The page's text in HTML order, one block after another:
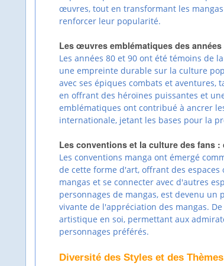
œuvres, tout en transformant les
renforcer leur popularité.
Les œuvres emblématiques des
Les années 80 et 90 ont été témoins de
une empreinte durable sur la culture
avec ses épiques combats et
en offrant des héroïnes puissantes et
emblématiques ont contribué à ancrer
internationale, jetant les bases pour la
Les conventions et la culture des fans
Les conventions manga ont émergé
de cette forme d'art, offrant des
mangas et se connecter avec d'autres
personnages de mangas, est devenu un
vivante de l'appréciation des mangas.
artistique en soi, permettant aux
personnages préférés.
Diversité des Styles et des Thèmes